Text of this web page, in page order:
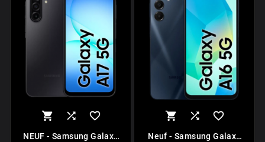
  
NEUF - Samsung Galaxy
  
Neuf - Samsung Galaxy